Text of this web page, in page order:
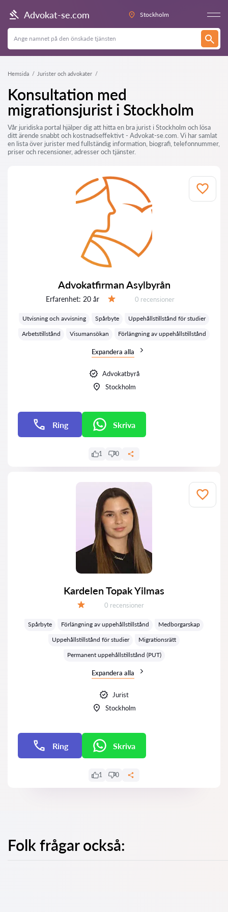
Advokat-se.com Stockholm
Hemsida Jurister och advokater
Konsultation med
migrationsjurist i Stockholm
Vår juridiska portal hjälper dig att hitta en bra jurist i Stockholm och lösa
ditt ärende snabbt och kostnadseffektivt - Advokat-se.com. Vi har samlat
en lista över jurister med fullständig information, biografi, telefonnummer,
priser och recensioner, adresser och tjänster.
Advokatfirman Asylbyrån
Erfarenhet: 20 år Recensioner:
0 recensioner
Utvisning och avvisning Spårbyte
Uppehållstillstånd för studier
Arbetstillstånd
Visumansökan Förlängning av uppehållstillstånd
Expandera alla
Advokatbyrå
Stockholm
Ring Skriva
1 0
Kardelen Topak Yilmas
Recensioner:
0 recensioner
Spårbyte Förlängning av uppehållstillstånd
Medborgarskap
Uppehållstillstånd för studier
Migrationsrätt
Permanent uppehållstillstånd (PUT)
Expandera alla
Jurist
Stockholm
Ring Skriva
1 0
Folk frågar också: